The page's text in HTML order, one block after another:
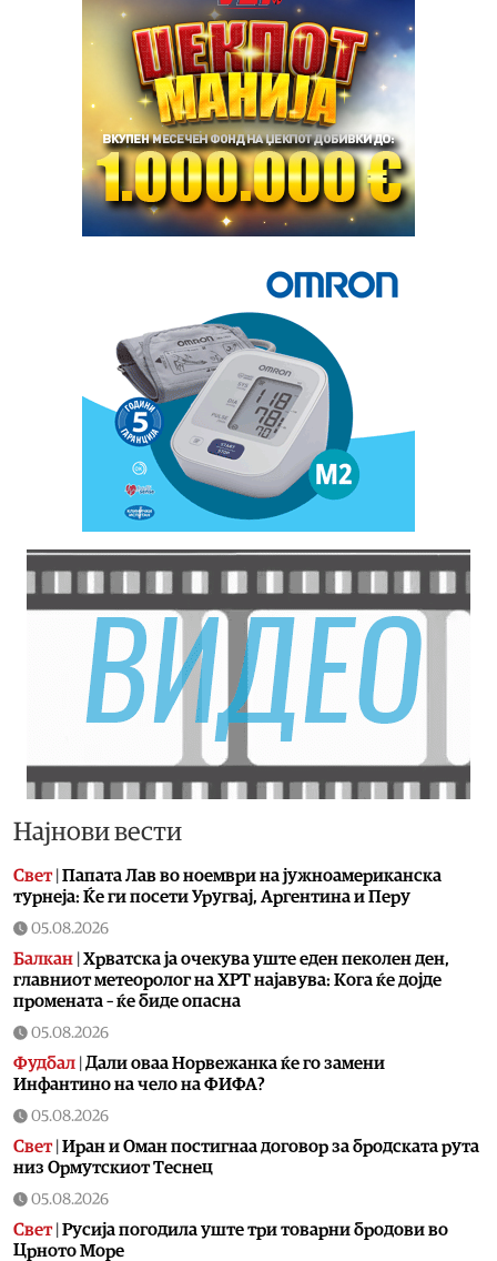
Најнови вести
Свет| Папата Лав во ноември на јужноамериканска
турнеја: Ќе ги посети Уругвај, Аргентина и Перу
05.08.2026
Балкан Хрватска ја очекува уште еден пеколен ден,
главниот метеоролог на ХРТ најавува: Кога ќе дојде
промената – ќе биде опасна
05.08.2026
Фудбал Дали оваа Норвежанка ќе го замени
Инфантино на чело на ФИФА?
05.08.2026
Свет| Иран и Оман постигнаа договор за бродската рута
низ Ормутскиот Теснец
05.08.2026
Свет| Русија погодила уште три товарни бродови во
Црното Море